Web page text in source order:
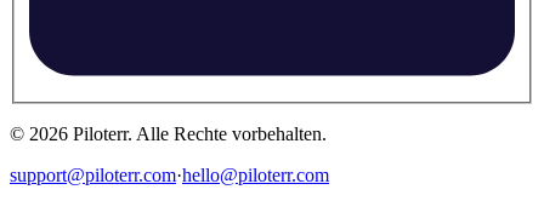
© 2026 Piloterr. Alle Rechte vorbehalten.
support@piloterr.com·hello@piloterr.com